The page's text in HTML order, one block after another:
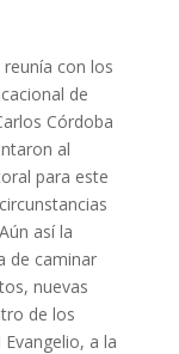
con los
de
Córdoba
al
para este
así la
de caminar
nuevas
de los
a la